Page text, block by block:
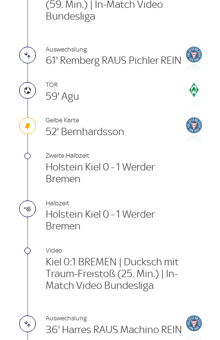
(59. Min.) | In-Match Video
Bundesliga
Auswechslung
61' Remberg RAUS Pichler REIN
TOR
59' Agu
Gelbe Karte
52' Bernhardsson
Zweite Halbzeit
Holstein Kiel 0 - 1 Werder
Bremen
Halbzeit
Holstein Kiel 0 - 1 Werder
Bremen
Video
Kiel 0:1 BREMEN | Ducksch mit
Traum-Freistoß (25. Min.) | In-
Match Video Bundesliga
Auswechslung
36' Harres RAUS Machino REIN